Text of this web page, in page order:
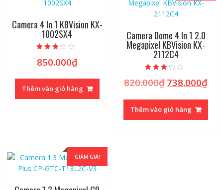
Camera 4 In 1 KBVision KX-
1002SX4
hạng
2.98
850.000₫
Thêm vào giỏ hàng
Camera Dome 4 In 1 2.0
Megapixel KBVision KX-
2112C4
hạng
3.00
820.000₫ Giá
là:
820.000₫.
738.000₫Giá
Thêm vào giỏ hàng
GIẢM GIÁ!